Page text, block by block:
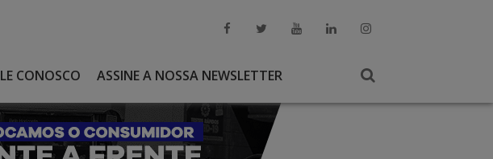
CONOSCO ASSINE A NOSSA NEWSLETTER